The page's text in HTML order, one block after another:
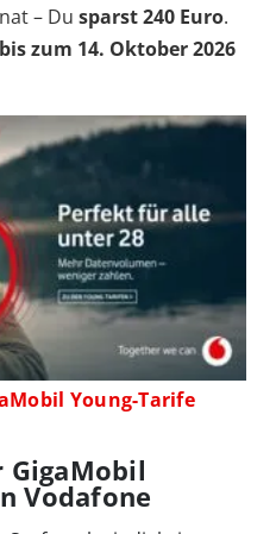
– Du sparst 240 Euro.
bis zum 14. Oktober 2026
Young-Tarife
GigaMobil
Vodafone